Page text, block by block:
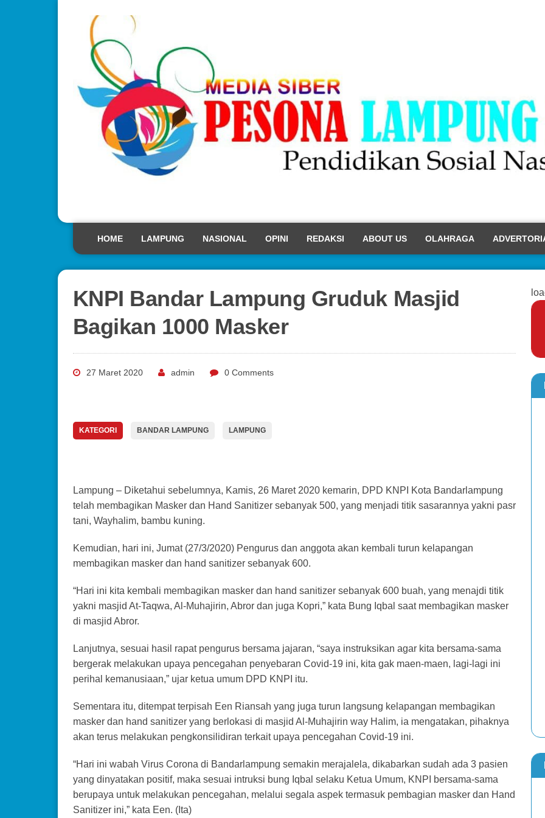
HOME LAMPUNG NASIONAL OPINI REDAKSI ABOUT US OLAHRAGA
KNPI Bandar Lampung Gruduk Masjid
Bagikan 1000 Masker
27 Maret 2020 admin 0 Comments
KATEGORI BANDAR LAMPUNG LAMPUNG
Lampung – Diketahui sebelumnya, Kamis, 26 Maret 2020 kemarin, DPD KNPI Kota Bandarlampung
telah membagikan Masker dan Hand Sanitizer sebanyak 500, yang menjadi titik sasarannya yakni pasr
tani, Wayhalim, bambu kuning.
Kemudian, hari ini, Jumat (27/3/2020) Pengurus dan anggota akan kembali turun kelapangan
membagikan masker dan hand sanitizer sebanyak 600.
“Hari ini kita kembali membagikan masker dan hand sanitizer sebanyak 600 buah, yang menajdi titik
yakni masjid At-Taqwa, Al-Muhajirin, Abror dan juga Kopri,” kata Bung Iqbal saat membagikan masker
di masjid Abror.
Lanjutnya, sesuai hasil rapat pengurus bersama jajaran, “saya instruksikan agar kita bersama-sama
bergerak melakukan upaya pencegahan penyebaran Covid-19 ini, kita gak maen-maen, lagi-lagi ini
perihal kemanusiaan,” ujar ketua umum DPD KNPI itu.
Sementara itu, ditempat terpisah Een Riansah yang juga turun langsung kelapangan membagikan
masker dan hand sanitizer yang berlokasi di masjid Al-Muhajirin way Halim, ia mengatakan, pihaknya
akan terus melakukan pengkonsilidiran terkait upaya pencegahan Covid-19 ini.
“Hari ini wabah Virus Corona di Bandarlampung semakin merajalela, dikabarkan sudah ada 3 pasien
yang dinyatakan positif, maka sesuai intruksi bung Iqbal selaku Ketua Umum, KNPI bersama-sama
berupaya untuk melakukan pencegahan, melalui segala aspek termasuk pembagian masker dan Hand
Sanitizer ini,” kata Een. (Ita)